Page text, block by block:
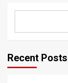
Recent Posts